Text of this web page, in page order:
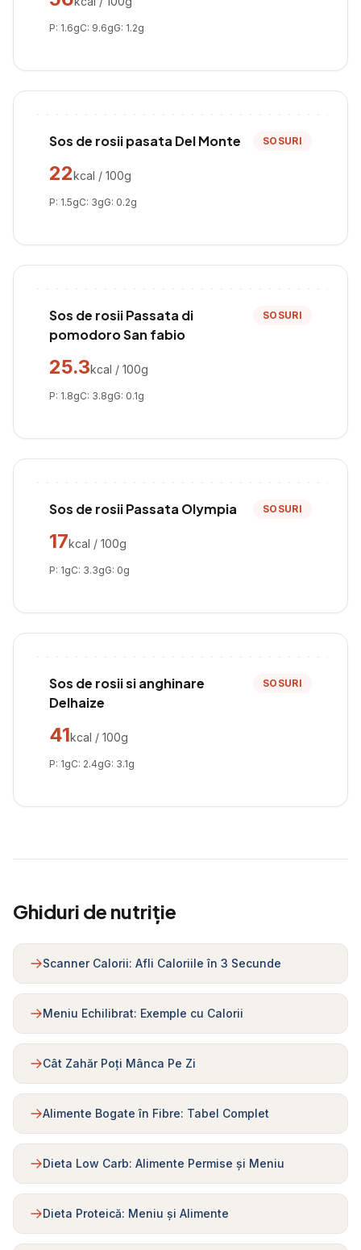
P: 1.6gC: 9.6gG: 1.2g
Sos de rosii pasata Del Monte SOSURI
22kcal / 100g
P: 1.5gC: 3gG: 0.2g
Sos de rosii Passata di
pomodoro San fabio
SOSURI
25.3kcal / 100g
P: 1.8gC: 3.8gG: 0.1g
Sos de rosii Passata Olympia SOSURI
17kcal / 100g
P: 1gC: 3.3gG: 0g
Sos de rosii si anghinare
Delhaize
SOSURI
41kcal / 100g
P: 1gC: 2.4gG: 3.1g
Ghiduri de nutriție
Scanner Calorii: Afli Caloriile în 3 Secunde
Meniu Echilibrat: Exemple cu Calorii
Cât Zahăr Poți Mânca Pe Zi
Alimente Bogate în Fibre: Tabel Complet
Dieta Low Carb: Alimente Permise și Meniu
Dieta Proteică: Meniu și Alimente